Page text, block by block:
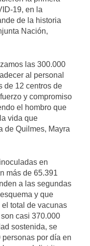
19, en la
de la historia
Nación,
las 300.000
al personal
de 12 centros de
y compromiso
el hombro que
vida que
de Quilmes, Mayra
en
más de 65.391
a las segundas
y que
total de vacunas
casi 370.000
sostenida, se
por día en